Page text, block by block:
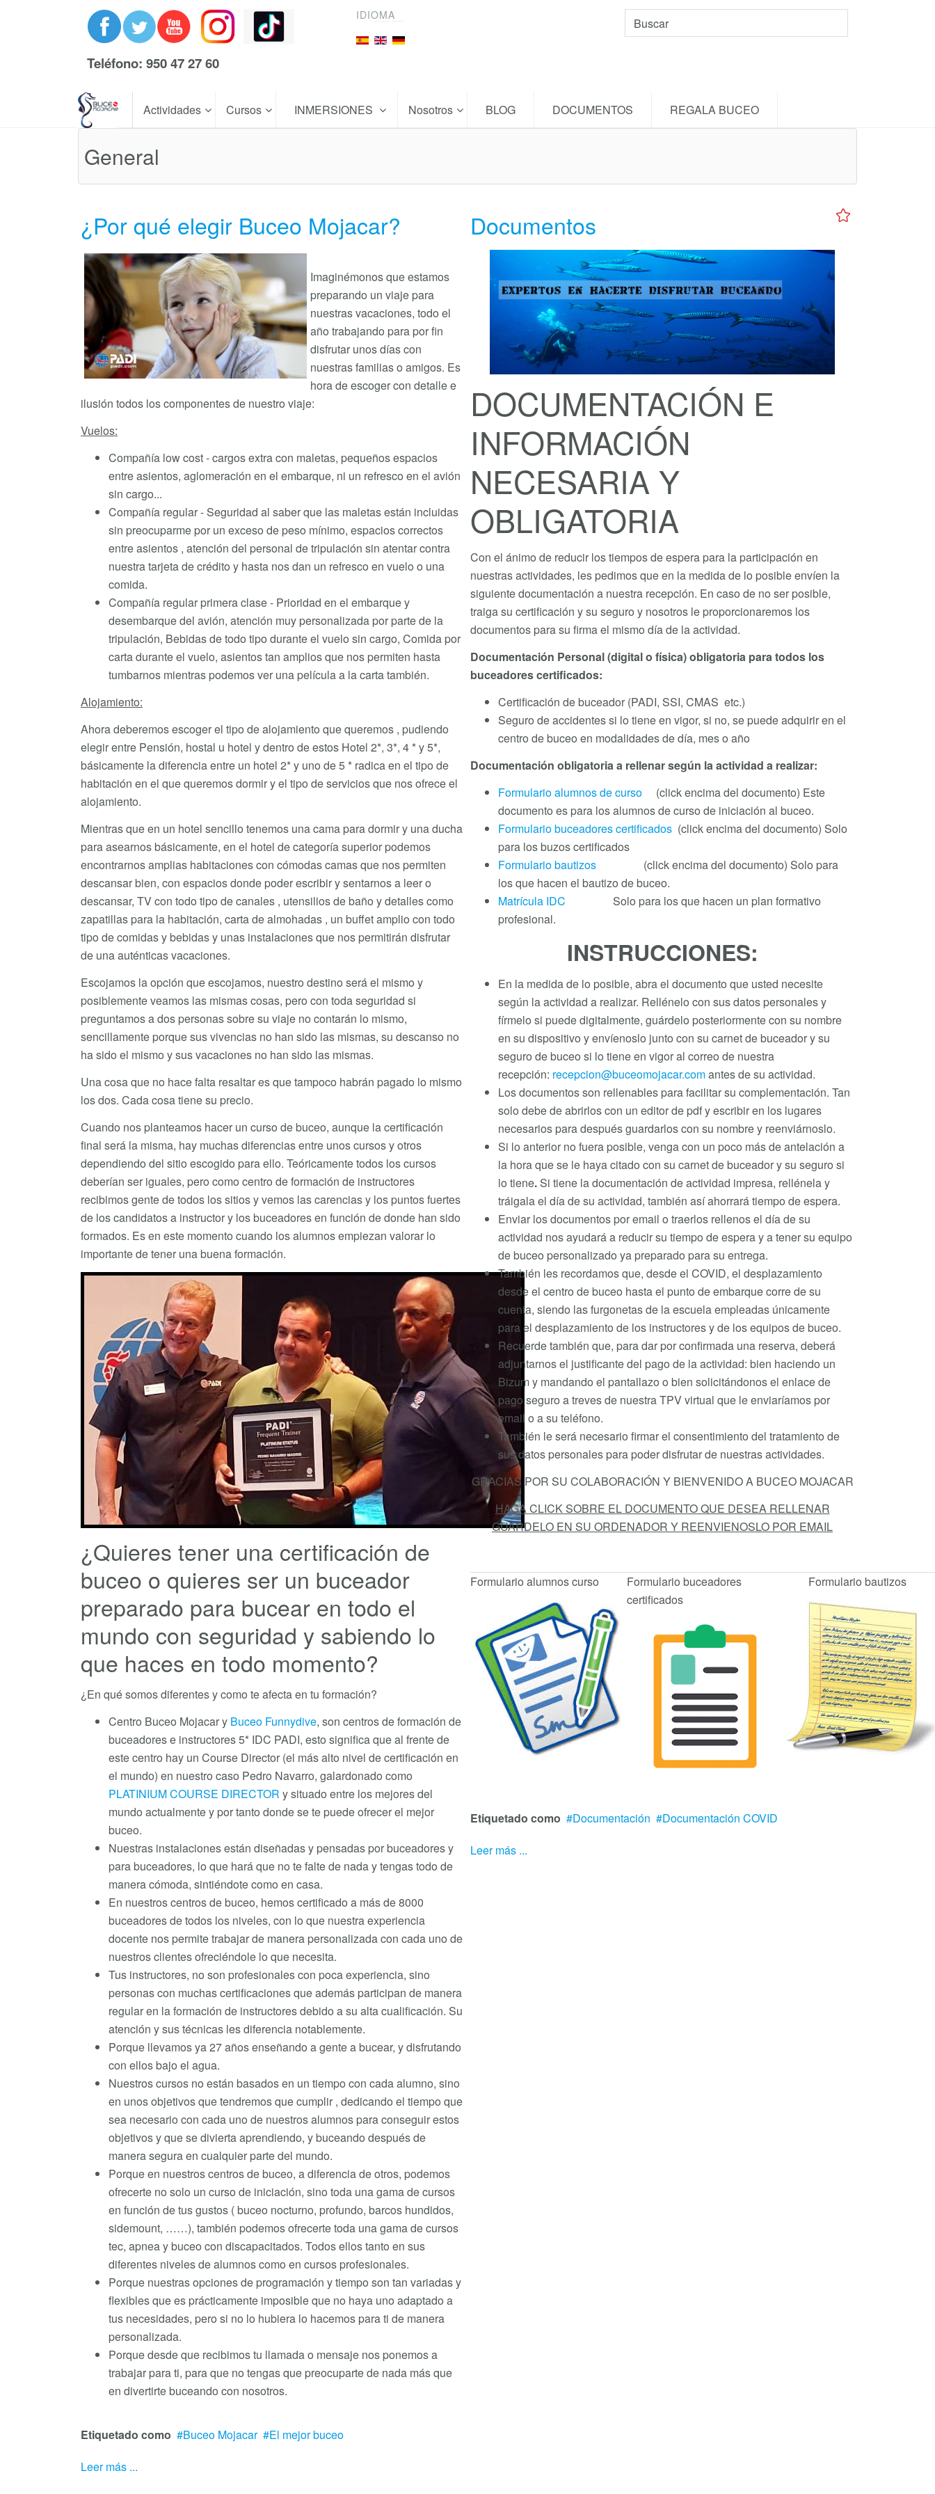
Teléfono: 950 47 27 60
IDIOMA
Actividades Cursos INMERSIONES Nosotros BLOG DOCUMENTOS REGALA BUCEO
General
¿Por qué elegir Buceo Mojacar?
Imaginémonos que estamos
preparando un viaje para
nuestras vacaciones, todo el
año trabajando para por fin
disfrutar unos días con
nuestras familias o amigos. Es
hora de escoger con detalle e
ilusión todos los componentes de nuestro viaje:
Vuelos:
Compañía low cost - cargos extra con maletas, pequeños espacios
entre asientos, aglomeración en el embarque, ni un refresco en el avión
sin cargo...
Compañía regular - Seguridad al saber que las maletas están incluidas
sin preocuparme por un exceso de peso mínimo, espacios correctos
entre asientos , atención del personal de tripulación sin atentar contra
nuestra tarjeta de crédito y hasta nos dan un refresco en vuelo o una
comida.
Compañía regular primera clase - Prioridad en el embarque y
desembarque del avión, atención muy personalizada por parte de la
tripulación, Bebidas de todo tipo durante el vuelo sin cargo, Comida por
carta durante el vuelo, asientos tan amplios que nos permiten hasta
tumbarnos mientras podemos ver una película a la carta también.
Alojamiento:
Ahora deberemos escoger el tipo de alojamiento que queremos , pudiendo
elegir entre Pensión, hostal u hotel y dentro de estos Hotel 2*, 3*, 4 * y 5*,
básicamente la diferencia entre un hotel 2* y uno de 5 * radica en el tipo de
habitación en el que queremos dormir y el tipo de servicios que nos ofrece el
alojamiento.
Mientras que en un hotel sencillo tenemos una cama para dormir y una ducha
para asearnos básicamente, en el hotel de categoría superior podemos
encontrarnos amplias habitaciones con cómodas camas que nos permiten
descansar bien, con espacios donde poder escribir y sentarnos a leer o
descansar, TV con todo tipo de canales , utensilios de baño y detalles como
zapatillas para la habitación, carta de almohadas , un buffet amplio con todo
tipo de comidas y bebidas y unas instalaciones que nos permitirán disfrutar
de una auténticas vacaciones.
Escojamos la opción que escojamos, nuestro destino será el mismo y
posiblemente veamos las mismas cosas, pero con toda seguridad si
preguntamos a dos personas sobre su viaje no contarán lo mismo,
sencillamente porque sus vivencias no han sido las mismas, su descanso no
ha sido el mismo y sus vacaciones no han sido las mismas.
Una cosa que no hace falta resaltar es que tampoco habrán pagado lo mismo
los dos. Cada cosa tiene su precio.
Cuando nos planteamos hacer un curso de buceo, aunque la certificación
final será la misma, hay muchas diferencias entre unos cursos y otros
dependiendo del sitio escogido para ello. Teóricamente todos los cursos
deberían ser iguales, pero como centro de formación de instructores
recibimos gente de todos los sitios y vemos las carencias y los puntos fuertes
de los candidatos a instructor y los buceadores en función de donde han sido
formados. Es en este momento cuando los alumnos empiezan valorar lo
importante de tener una buena formación.
¿Quieres tener una certificación de
buceo o quieres ser un buceador
preparado para bucear en todo el
mundo con seguridad y sabiendo lo
que haces en todo momento?
¿En qué somos diferentes y como te afecta en tu formación?
Centro Buceo Mojacar y Buceo Funnydive, son centros de formación de
buceadores e instructores 5* IDC PADI, esto significa que al frente de
este centro hay un Course Director (el más alto nivel de certificación en
el mundo) en nuestro caso Pedro Navarro, galardonado como
PLATINIUM COURSE DIRECTOR y situado entre los mejores del
mundo actualmente y por tanto donde se te puede ofrecer el mejor
buceo.
Nuestras instalaciones están diseñadas y pensadas por buceadores y
para buceadores, lo que hará que no te falte de nada y tengas todo de
manera cómoda, sintiéndote como en casa.
En nuestros centros de buceo, hemos certificado a más de 8000
buceadores de todos los niveles, con lo que nuestra experiencia
docente nos permite trabajar de manera personalizada con cada uno de
nuestros clientes ofreciéndole lo que necesita.
Tus instructores, no son profesionales con poca experiencia, sino
personas con muchas certificaciones que además participan de manera
regular en la formación de instructores debido a su alta cualificación. Su
atención y sus técnicas les diferencia notablemente.
Porque llevamos ya 27 años enseñando a gente a bucear, y disfrutando
con ellos bajo el agua.
Nuestros cursos no están basados en un tiempo con cada alumno, sino
en unos objetivos que tendremos que cumplir , dedicando el tiempo que
sea necesario con cada uno de nuestros alumnos para conseguir estos
objetivos y que se divierta aprendiendo, y buceando después de
manera segura en cualquier parte del mundo.
Porque en nuestros centros de buceo, a diferencia de otros, podemos
ofrecerte no solo un curso de iniciación, sino toda una gama de cursos
en función de tus gustos ( buceo nocturno, profundo, barcos hundidos,
sidemount, ……), también podemos ofrecerte toda una gama de cursos
tec, apnea y buceo con discapacitados. Todos ellos tanto en sus
diferentes niveles de alumnos como en cursos profesionales.
Porque nuestras opciones de programación y tiempo son tan variadas y
flexibles que es prácticamente imposible que no haya uno adaptado a
tus necesidades, pero si no lo hubiera lo hacemos para ti de manera
personalizada.
Porque desde que recibimos tu llamada o mensaje nos ponemos a
trabajar para ti, para que no tengas que preocuparte de nada más que
en divertirte buceando con nosotros.
Etiquetado como Buceo Mojacar
El mejor buceo
Leer más ...
Documentos
DOCUMENTACIÓN E
INFORMACIÓN
NECESARIA Y
OBLIGATORIA
Con el ánimo de reducir los tiempos de espera para la participación en
nuestras actividades, les pedimos que en la medida de lo posible envíen la
siguiente documentación a nuestra recepción. En caso de no ser posible,
traiga su certificación y su seguro y nosotros le proporcionaremos los
documentos para su firma el mismo día de la actividad.
Documentación Personal (digital o física) obligatoria para todos los
buceadores certificados:
Certificación de buceador (PADI, SSI, CMAS etc.)
Seguro de accidentes si lo tiene en vigor, si no, se puede adquirir en el
centro de buceo en modalidades de día, mes o año
Documentación obligatoria a rellenar según la actividad a realizar:
Formulario alumnos de curso (click encima del documento) Este
documento es para los alumnos de curso de iniciación al buceo.
Formulario buceadores certificados (click encima del documento) Solo
para los buzos certificados
Formulario bautizos
(click encima del documento) Solo para
los que hacen el bautizo de buceo.
Matrícula IDC
Solo para los que hacen un plan formativo
profesional.
INSTRUCCIONES:
En la medida de lo posible, abra el documento que usted necesite
según la actividad a realizar. Rellénelo con sus datos personales y
fírmelo si puede digitalmente, guárdelo posteriormente con su nombre
en su dispositivo y envíenoslo junto con su carnet de buceador y su
seguro de buceo si lo tiene en vigor al correo de nuestra
recepción: recepcion@buceomojacar.comantes de su actividad.
Los documentos son rellenables para facilitar su complementación. Tan
solo debe de abrirlos con un editor de pdf y escribir en los lugares
necesarios para después guardarlos con su nombre y reenviárnoslo.
Si lo anterior no fuera posible, venga con un poco más de antelación a
la hora que se le haya citado con su carnet de buceador y su seguro si
lo tiene. Si tiene la documentación de actividad impresa, rellénela y
tráigala el día de su actividad, también así ahorrará tiempo de espera.
Enviar los documentos por email o traerlos rellenos el día de su
actividad nos ayudará a reducir su tiempo de espera y a tener su equipo
de buceo personalizado ya preparado para su entrega.
También les recordamos que, desde el COVID, el desplazamiento
desde el centro de buceo hasta el punto de embarque corre de su
cuenta, siendo las furgonetas de la escuela empleadas únicamente
para el desplazamiento de los instructores y de los equipos de buceo.
Recuerde también que, para dar por confirmada una reserva, deberá
adjuntarnos el justificante del pago de la actividad: bien haciendo un
Bizum y mandando el pantallazo o bien solicitándonos el enlace de
pago seguro a treves de nuestra TPV virtual que le enviaríamos por
email o a su teléfono.
También le será necesario firmar el consentimiento del tratamiento de
sus datos personales para poder disfrutar de nuestras actividades.
GRACIAS POR SU COLABORACIÓN Y BIENVENIDO A BUCEO MOJACAR
HAGA CLICK SOBRE EL DOCUMENTO QUE DESEA RELLENAR
GUARDELO EN SU ORDENADOR Y REENVIENOSLO POR EMAIL
Formulario alumnos curso
Formulario buceadores
certificados
Formulario bautizos
Etiquetado como Documentación
Documentación COVID
Leer más ...